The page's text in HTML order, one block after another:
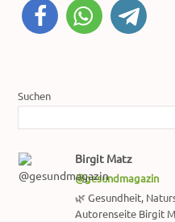
Suchen
Birgit Matz
@gesundmagazin
🌿 Gesundheit,
Autorenseite Birgit